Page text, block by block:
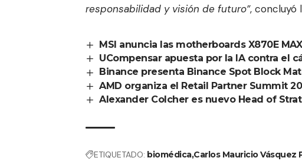
responsabilidad y visión de futuro”, concluyó
MSI anuncia las motherboards X870E MAX
UCompensar apuesta por la IA contra el
Binance presenta Binance Spot Block
AMD organiza el Retail Partner Summit
Alexander Colcher es nuevo Head of
ETIQUETADO: biomédicaCarlos Mauricio Vásquez